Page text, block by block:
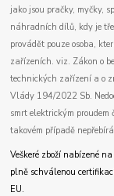
jako jsou pračky, myčky,
náhradních dílů, kdy je
provádět pouze osoba,
zařízeních. viz. Zákon o
technických zařízení a o
Vlády 194/2022 Sb.
smrt elektrickým proudem
takovém případě
Veškeré zboží nabízené
plně schválenou
EU.